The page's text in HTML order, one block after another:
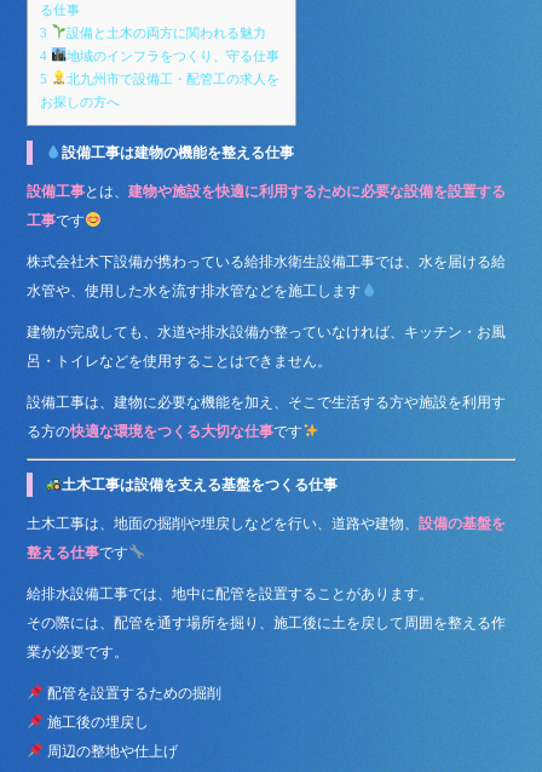
る仕事
3
設備と土木の両方に関われる魅力
4
地域のインフラをつくり、守る仕事
5
北九州市で設備工・配管工の求人を
お探しの方へ
設備工事は建物の機能を整える仕事
設備工事とは、建物や施設を快適に利用するために必要な設備を設置する
工事です
株式会社木下設備が携わっている給排水衛生設備工事では、水を届ける給
水管や、使用した水を流す排水管などを施工します
建物が完成しても、水道や排水設備が整っていなければ、キッチン・お風
呂・トイレなどを使用することはできません。
設備工事は、建物に必要な機能を加え、そこで生活する方や施設を利用す
る方の快適な環境をつくる大切な仕事です
土木工事は設備を支える基盤をつくる仕事
土木工事は、地面の掘削や埋戻しなどを行い、道路や建物、設備の基盤を
整える仕事です
給排水設備工事では、地中に配管を設置することがあります。
その際には、配管を通す場所を掘り、施工後に土を戻して周囲を整える作
業が必要です。
配管を設置するための掘削
施工後の埋戻し
周辺の整地や仕上げ